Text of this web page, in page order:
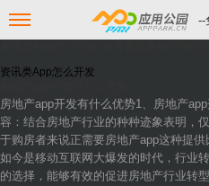
--
资讯类App怎么开发
房地产app开发有什么优势1、房地产
容：结合房地产行业的种种迹象表明，
于购房者来说正需要房地产app这种提
如今是移动互联网大爆发的时代，行业
的选择，能够有效的促进房地产行业转